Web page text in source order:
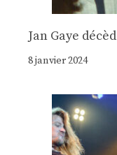
Jan Gaye
8 janvier 2024